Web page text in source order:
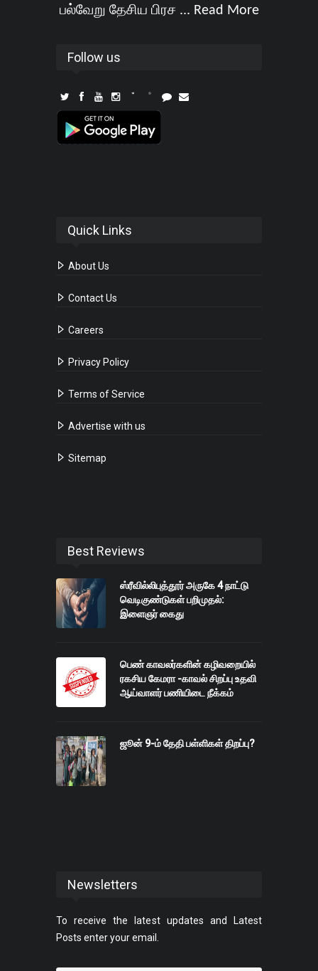
பல்வேறு தேசிய பிரச ... Read More
Follow us
Quick Links
About Us
Contact Us
Careers
Privacy Policy
Terms of Service
Advertise with us
Sitemap
Best Reviews
ஸ்ரீவில்லிபுத்தூர் அருகே 4 நாட்டு
வெடிகுண்டுகள் பறிமுதல்:
இளைஞர் கைது
பெண் காவலர்களின் கழிவறையில்
ரகசிய கேமரா -காவல் சிறப்பு உதவி
ஆய்வாளர் பணியிடை நீக்கம்
ஜூன் 9-ம் தேதி பள்ளிகள் திறப்பு?
Newsletters
To receive the latest updates and Latest
Posts enter your email.